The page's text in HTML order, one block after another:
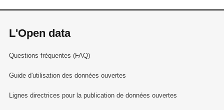
L'Open data
Questions fréquentes (FAQ)
Guide d'utilisation des données ouvertes
Lignes directrices pour la publication de données ouvertes